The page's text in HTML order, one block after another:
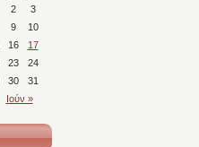
Ιούν »
2
3
9
10
16
17
23
24
30 31